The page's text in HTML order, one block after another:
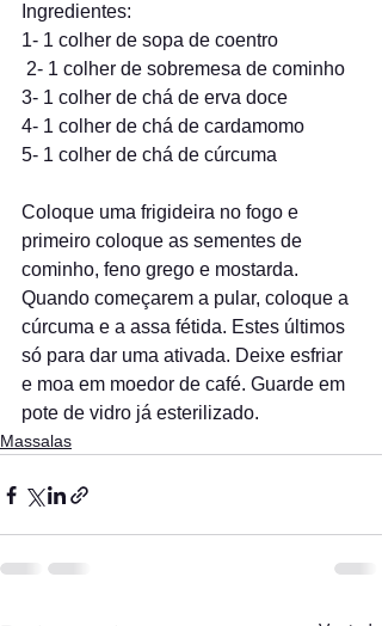
Ingredientes:
1- 1 colher de sopa de coentro
2- 1 colher de sobremesa de cominho
3- 1 colher de chá de erva doce
4- 1 colher de chá de cardamomo
5- 1 colher de chá de cúrcuma
Coloque uma frigideira no fogo e
primeiro coloque as sementes de
cominho, feno grego e mostarda.
Quando começarem a pular, coloque a
cúrcuma e a assa fétida. Estes últimos
só para dar uma ativada. Deixe esfriar
e moa em moedor de café. Guarde em
pote de vidro já esterilizado.
Massalas